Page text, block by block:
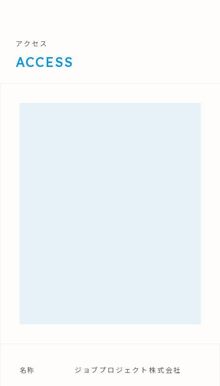
アクセス
ACCESS
名称 ジョブプロジェクト株式会社